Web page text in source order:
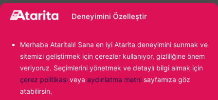
Deneyimini Özelleştir
Merhaba Ataritalı! Sana en iyi Atarita deneyimini sunmak ve
sitemizi geliştirmek için çerezler kullanıyor, gizliliğine önem
veriyoruz. Seçimlerini yönetmek ve detaylı bilgi almak için
çerez politikası veya aydınlatma metni sayfamıza göz
atabilirsin.
1000